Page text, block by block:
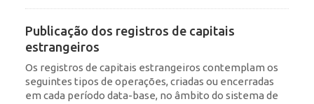
Publicação dos registros de capitais
estrangeiros
Os registros de capitais estrangeiros contemplam os
seguintes tipos de operações, criadas ou encerradas
em cada período data-base, no âmbito do sistema de